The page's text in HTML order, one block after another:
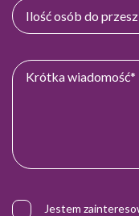
Jestem